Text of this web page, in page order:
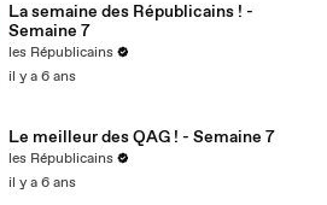
La semaine des Républicains ! -
Semaine 7
les Républicains
il y a 6 ans
Le meilleur des QAG ! - Semaine 7
les Républicains
il y a 6 ans